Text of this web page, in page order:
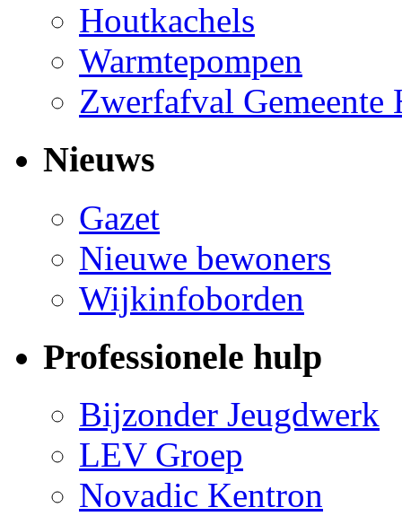
Houtkachels
Warmtepompen
Zwerfafval Gemeente
Nieuws
Gazet
Nieuwe bewoners
Wijkinfoborden
Professionele hulp
Bijzonder Jeugdwerk
LEV Groep
Novadic Kentron